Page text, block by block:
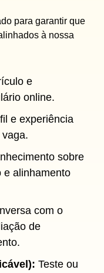
para garantir que
à nossa
e
online.
e experiência
sobre
e alinhamento
com o
de
Teste ou